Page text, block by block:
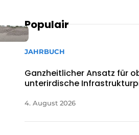
Populair
JAHRBUCH
Ganzheitlicher Ansatz für
unterirdische
4. August 2026